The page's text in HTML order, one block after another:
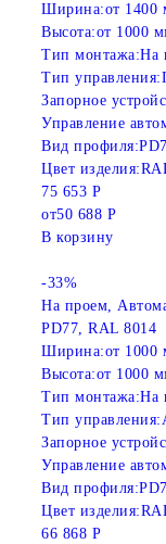
Ширина:от 1400
Высота:от 1000
Тип монтажа:На
Тип управления:
Запорное
Управление
Вид профиля:
Цвет изделия:
75 653 Р
от50 688 Р
В корзину
-33%
На проем,
PD77, RAL 8014
Ширина:от 1000
Высота:от 1000
Тип монтажа:На
Тип управления:
Запорное
Управление
Вид профиля:
Цвет изделия:
66 868 Р